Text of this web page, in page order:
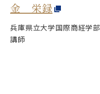
金 栄録
兵庫県立大学国際商経学部
講師